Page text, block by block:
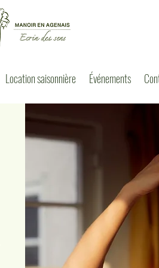
Location saisonnière Événements